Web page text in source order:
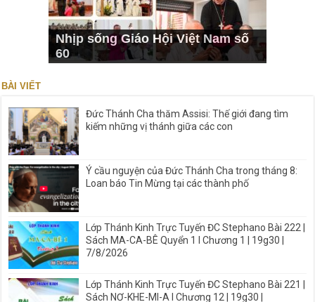
Nhịp sống Giáo Hội Việt Nam số
60
BÀI VIẾT
Đức Thánh Cha thăm Assisi: Thế giới đang tìm
kiếm những vị thánh giữa các con
Ý cầu nguyện của Đức Thánh Cha trong tháng 8:
Loan báo Tin Mừng tại các thành phố
Lớp Thánh Kinh Trực Tuyến ĐC Stephano Bài 222 |
Sách MA-CA-BÊ Quyển 1 I Chương 1 | 19g30 |
7/8/2026
Lớp Thánh Kinh Trực Tuyến ĐC Stephano Bài 221 |
Sách NƠ-KHE-MI-A I Chương 12 | 19g30 |